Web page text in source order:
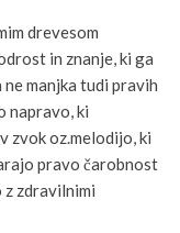
drevesom
in znanje, ki ga
manjka tudi pravih
napravo, ki
zvok oz.melodijo, ki
pravo čarobnost
z zdravilnimi